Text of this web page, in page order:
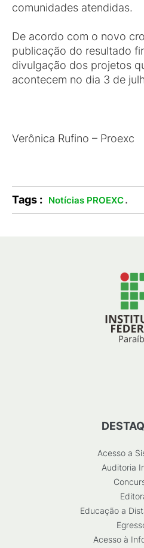
comunidades atendidas.
De acordo com o novo
publicação do resultado
divulgação dos projetos
acontecem no dia 3 de
Verônica Rufino – Proexc
Tags : Notícias PROEXC.
Acesso a
Auditoria
Educação a
Acesso à